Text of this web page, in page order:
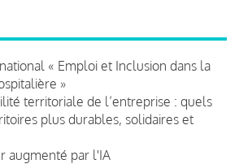
« Emploi et Inclusion dans la
»
territoriale de l’entreprise : quels
plus durables, solidaires et
augmenté par l'IA